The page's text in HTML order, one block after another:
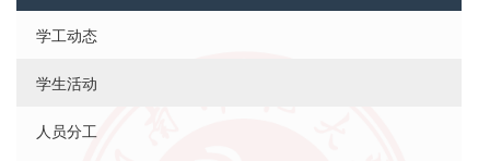
学工动态
学生活动
人员分工